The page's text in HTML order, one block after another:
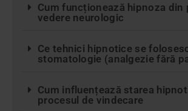
Cum funcționează hipnoza din
vedere neurologic
Ce tehnici hipnotice se
stomatologie (analgezie fără
Cum influențează starea
procesul de vindecare